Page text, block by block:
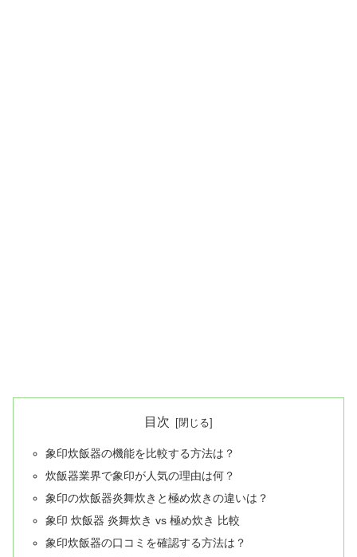
目次
象印炊飯器の機能を比較する方法は？
炊飯器業界で象印が人気の理由は何？
象印の炊飯器炎舞炊きと極め炊きの違いは？
象印 炊飯器 炎舞炊き vs 極め炊き 比較
象印炊飯器の口コミを確認する方法は？